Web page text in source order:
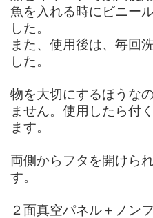
魚を入れる時にビニー
した。
また、使用後は、毎回
した。
物を大切にするほうな
ません。使用したら付
ます。
両側からフタを開けら
す。
２面真空パネル＋ノン